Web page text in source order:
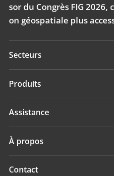
sor du Congrès FIG
on géospatiale plus
Secteurs
Géospatial
Navigation
Produits
Géospatial
Navigation
Assistance
À propos
Présentation
Contact